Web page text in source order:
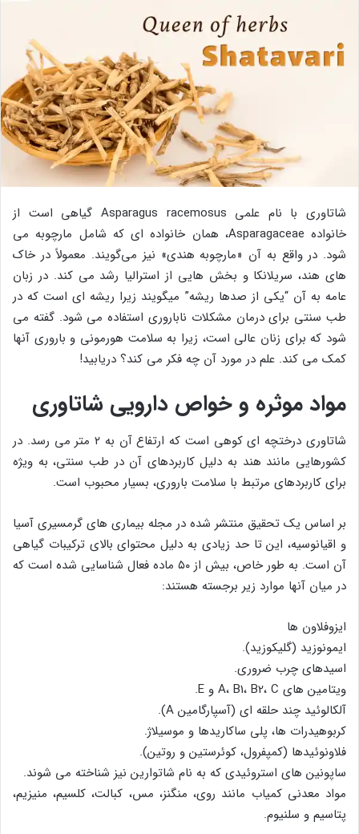
شاتاوری با نام علمی Asparagus racemosus گیاهی است از
خانواده Asparagaceae، همان خانواده ای که شامل مارچوبه می
شود. در واقع به آن «مارچوبه هندی» نیز می‌گویند. معمولاً در خاک
های هند، سریلانکا و بخش هایی از استرالیا رشد می کند. در زبان
عامه به آن “یکی از صدها ریشه” میگویند زیرا ریشه ای است که در
طب سنتی برای درمان مشکلات ناباروری استفاده می شود. گفته می
شود که برای زنان عالی است، زیرا به سلامت هورمونی و باروری آنها
کمک می کند. علم در مورد آن چه فکر می کند؟ دریابید!
مواد موثره و خواص دارویی شاتاوری
شاتاوری درختچه ای کوهی است که ارتفاع آن به ۲ متر می رسد. در
کشورهایی مانند هند به دلیل کاربردهای آن در طب سنتی، به ویژه
برای کاربردهای مرتبط با سلامت باروری، بسیار محبوب است.
بر اساس یک تحقیق منتشر شده در مجله بیماری های گرمسیری آسیا
و اقیانوسیه، این تا حد زیادی به دلیل محتوای بالای ترکیبات گیاهی
آن است. به طور خاص، بیش از ۵۰ ماده فعال شناسایی شده است که
در میان آنها موارد زیر برجسته هستند:
ایزوفلاون ها
ایمونوزید (گلیکوزید).
اسیدهای چرب ضروری.
ویتامین های A، B1، B2، C و E.
آلکالوئید چند حلقه ای (آسپارگامین A).
کربوهیدرات ها، پلی ساکاریدها و موسیلاژ.
فلاونوئیدها (کمپفرول، کوئرستین و روتین).
ساپونین های استروئیدی که به نام شاتوارین نیز شناخته می شوند.
مواد معدنی کمیاب مانند روی، منگنز، مس، کبالت، کلسیم، منیزیم،
پتاسیم و سلنیوم.